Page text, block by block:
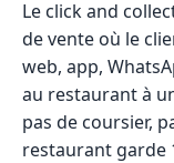
Le click and
de vente où le
web, app,
au restaurant à
pas de coursier,
restaurant garde